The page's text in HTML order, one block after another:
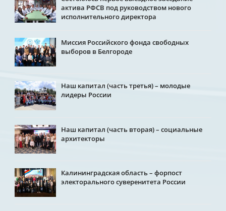
актива РФСВ под руководством нового
исполнительного директора
Миссия Российского фонда свободных
выборов в Белгороде
Наш капитал (часть третья) – молодые
лидеры России
Наш капитал (часть вторая) – социальные
архитекторы
Калининградская область – форпост
электорального суверенитета России